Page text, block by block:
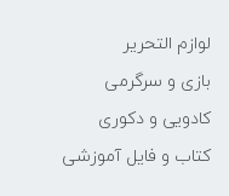
لوازم التحریر
بازی و سرگرمی
کادویی و دکوری
کتاب و فایل آموزشی